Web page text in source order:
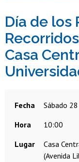
Día de los
Casa
Fecha
sábado
Hora
10:00
Lugar
Casa
(Avenida